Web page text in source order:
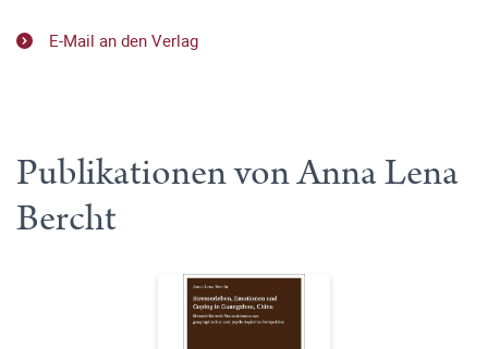
E-Mail an den Verlag
Publikationen von Anna Lena
Bercht